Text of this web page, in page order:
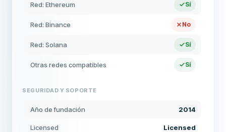
Red: Ethereum Sí
Red: Binance No
Red: Solana Sí
Otras redes compatibles Sí
SEGURIDAD Y SOPORTE
Año de fundación 2014
Licensed Licensed